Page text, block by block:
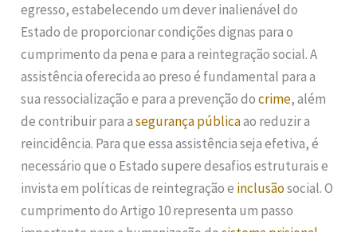
egresso, estabelecendo um dever inalienável do
Estado de proporcionar condições dignas para o
cumprimento da pena e para a reintegração social. A
assistência oferecida ao preso é fundamental para a
sua ressocialização e para a prevenção docrime, além
de contribuir para asegurança públicaao reduzir a
reincidência. Para que essa assistência seja efetiva, é
necessário que o Estado supere desafios estruturais e
invista em políticas de reintegração e inclusãosocial. O
cumprimento do Artigo 10 representa um passo